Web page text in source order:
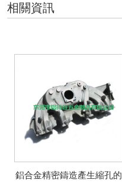
相關資訊
鋁合金精密鑄造產生縮孔的